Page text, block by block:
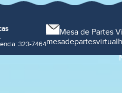
323-7464
Mesa de Partes